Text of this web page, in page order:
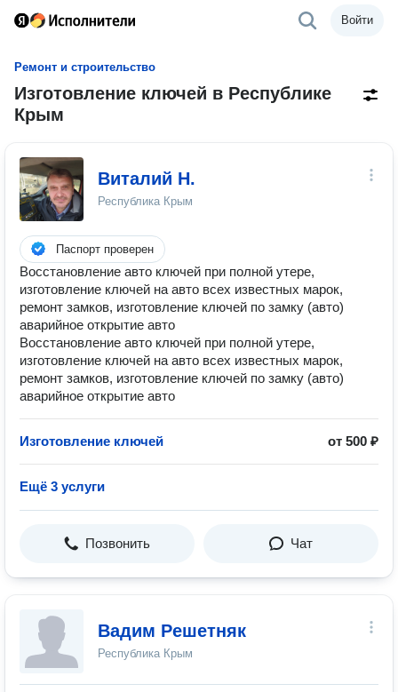
Войти
Ремонт и строительство
Изготовление ключей в Республике
Крым
Виталий Н.
Республика Крым
Паспорт проверен
Восстановление авто ключей при полной утере,
изготовление ключей на авто всех известных марок,
ремонт замков, изготовление ключей по замку (авто)
аварийное открытие авто
Восстановление авто ключей при полной утере,
изготовление ключей на авто всех известных марок,
ремонт замков, изготовление ключей по замку (авто)
аварийное открытие авто
Изготовление ключей от 500 ₽
Ещё 3 услуги
Позвонить Чат
Вадим Решетняк
Республика Крым